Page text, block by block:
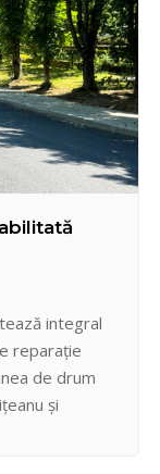
integral
reparație
de drum
și
la